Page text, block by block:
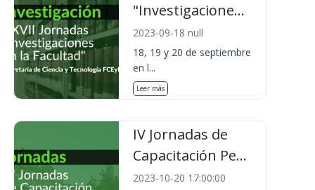
"Investigacione...
2023-09-18 null
18, 19 y 20 de septiembre
en l...
Leer más
IV Jornadas de
Capacitación Pe...
2023-10-20 17:00:00